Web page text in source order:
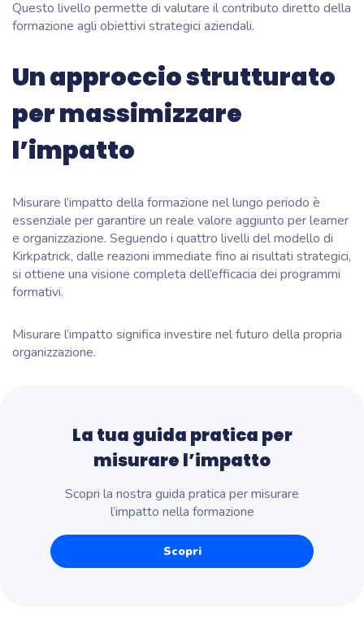
Questo livello permette di valutare il contributo diretto della
formazione agli obiettivi strategici aziendali.
Un approccio strutturato
per massimizzare
l’impatto
Misurare l’impatto della formazione nel lungo periodo è
essenziale per garantire un reale valore aggiunto per learner
e organizzazione. Seguendo i quattro livelli del modello di
Kirkpatrick, dalle reazioni immediate fino ai risultati strategici,
si ottiene una visione completa dell’efficacia dei programmi
formativi.
Misurare l’impatto significa investire nel futuro della propria
organizzazione.
La tua guida pratica per
misurare l’impatto
Scopri la nostra guida pratica per misurare
l’impatto nella formazione
Scopri